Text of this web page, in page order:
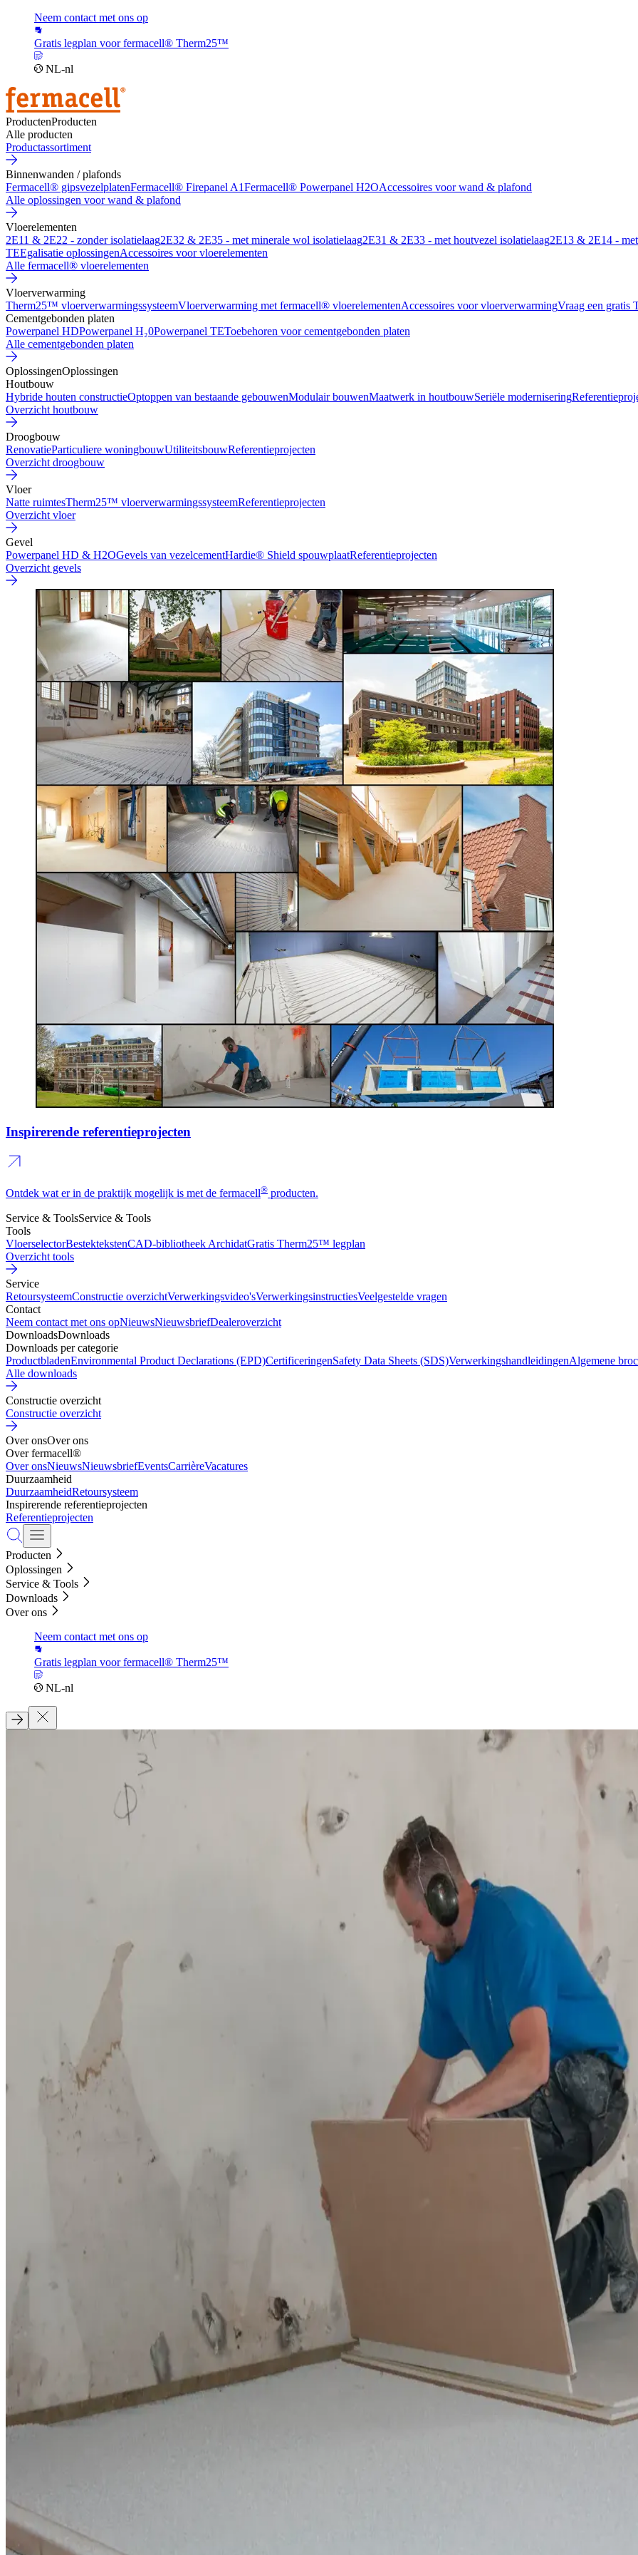
Neem contact met ons op
Gratis legplan voor fermacell® Therm25™
NL-nl
ProductenProducten
Alle producten
Productassortiment
Binnenwanden / plafonds
Fermacell® gipsvezelplatenFermacell® Firepanel A1Fermacell® Powerpanel H2OAccessoires voor wand & plafond
Alle oplossingen voor wand & plafond
Vloerelementen
2E11 & 2E22 - zonder isolatielaag2E32 & 2E35 - met minerale wol isolatielaag2E31 & 2E33 - met houtvezel isolatielaag2E13 & 2E14 -
TEEgalisatie oplossingenAccessoires voor vloerelementen
Alle fermacell® vloerelementen
Vloerverwarming
Therm25™ vloerverwarmingssysteemVloerverwarming met fermacell® vloerelementenAccessoires voor vloerverwarmingVraag een gratis
Cementgebonden platen
Powerpanel HDPowerpanel H₂0Powerpanel TEToebehoren voor cementgebonden platen
Alle cementgebonden platen
OplossingenOplossingen
Houtbouw
Hybride houten constructieOptoppen van bestaande gebouwenModulair bouwenMaatwerk in houtbouwSeriële modernisering
Overzicht houtbouw
Droogbouw
RenovatieParticuliere woningbouwUtiliteitsbouwReferentieprojecten
Overzicht droogbouw
Vloer
Natte ruimtesTherm25™ vloerverwarmingssysteemReferentieprojecten
Overzicht vloer
Gevel
Powerpanel HD & H2OGevels van vezelcementHardie® Shield spouwplaatReferentieprojecten
Overzicht gevels
Inspirerende referentieprojecten
Ontdek wat er in de praktijk mogelijk is met de fermacell® producten.
Service & ToolsService & Tools
Tools
VloerselectorBestektekstenCAD-bibliotheek ArchidatGratis Therm25™ legplan
Overzicht tools
Service
RetoursysteemConstructie overzichtVerwerkingsvideo'sVerwerkingsinstructiesVeelgestelde vragen
Contact
Neem contact met ons opNieuwsNieuwsbriefDealeroverzicht
DownloadsDownloads
Downloads per categorie
ProductbladenEnvironmental Product Declarations (EPD)CertificeringenSafety Data Sheets (SDS)VerwerkingshandleidingenAlgemene
Alle downloads
Constructie overzicht
Constructie overzicht
Over onsOver ons
Over fermacell®
Over onsNieuwsNieuwsbriefEventsCarrièreVacatures
Duurzaamheid
DuurzaamheidRetoursysteem
Inspirerende referentieprojecten
Referentieprojecten
Producten
Oplossingen
Service & Tools
Downloads
Over ons
Neem contact met ons op
Gratis legplan voor fermacell® Therm25™
NL-nl